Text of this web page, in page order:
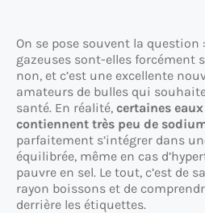
On se pose souvent la question
gazeuses sont-elles forcément
non, et c’est une excellente
amateurs de bulles qui
santé. En réalité, certaines
contiennent très peu de
parfaitement s’intégrer dans
équilibrée, même en cas
pauvre en sel. Le tout, c’est de
rayon boissons et de
derrière les étiquettes.